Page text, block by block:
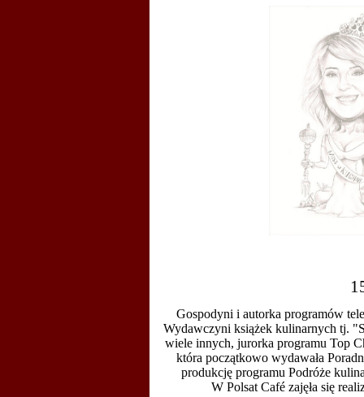
Gospodyni i autorka programów
Wydawczyni książek kulinarnych tj.
wiele innych, jurorka programu Top
która początkowo wydawała
produkcję programu Podróże
W Polsat Cafézajęła się